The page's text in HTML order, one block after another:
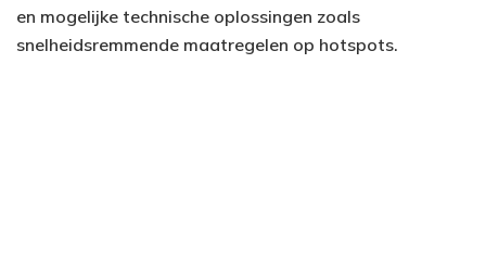
en mogelijke technische oplossingen zoals
snelheidsremmende maatregelen op hotspots.